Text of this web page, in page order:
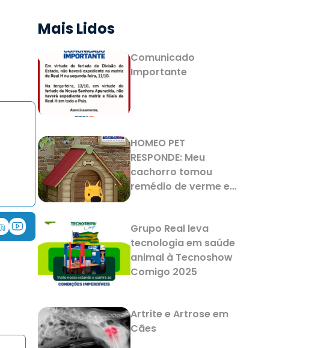
Mais Lidos
Comunicado
Importante
HOMEO PET
RESPONDE: Meu
cachorro tomou
remédio de verme e
normal?
Grupo Real leva
tecnologia em saúde
animal à Tecnoshow
Comigo 2025
Artrite e Artrose em
Cães